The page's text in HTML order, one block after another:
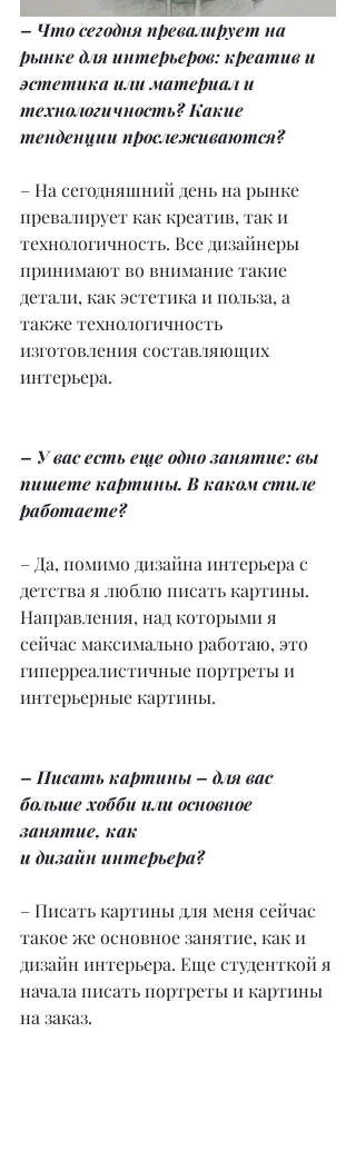
– Что сегодня превалирует на
рынке для интерьеров: креатив и
эстетика или материал и
технологичность? Какие
тенденции прослеживаются?
– На сегодняшний день на рынке
превалирует как креатив, так и
технологичность. Все дизайнеры
принимают во внимание такие
детали, как эстетика и польза, а
также технологичность
изготовления составляющих
интерьера.
– У вас есть еще одно занятие: вы
пишете картины. В каком стиле
работаете?
– Да, помимо дизайна интерьера с
детства я люблю писать картины.
Направления, над которыми я
сейчас максимально работаю, это
гиперреалистичные портреты и
интерьерные картины.
– Писать картины – для вас
больше хобби или основное
занятие, как
и дизайн интерьера?
– Писать картины для меня сейчас
такое же основное занятие, как и
дизайн интерьера. Еще студенткой я
начала писать портреты и картины
на заказ.